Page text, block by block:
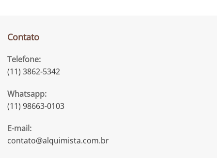
Contato
Telefone:
(11) 3862-5342
Whatsapp:
(11) 98663-0103
E-mail:
contato@alquimista.com.br